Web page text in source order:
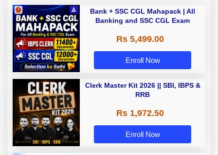
Bank + SSC CGL Mahapack | All
Banking and SSC CGL Exam
Rs 5,499.00
Enroll Now
Clerk Master Kit 2026 || SBI, IBPS &
RRB
Rs 1,972.50
Enroll Now